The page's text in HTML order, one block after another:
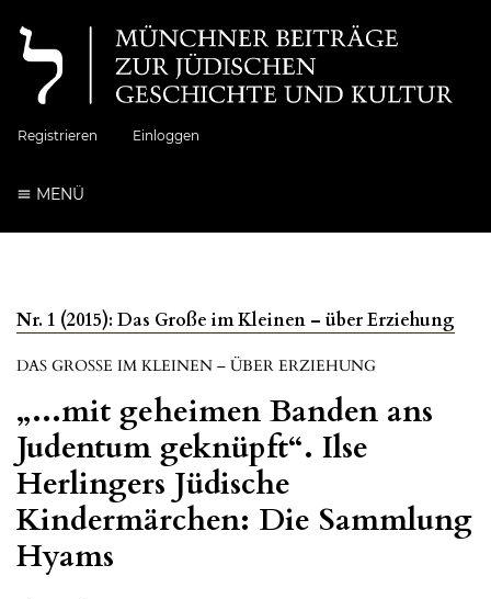
Registrieren Einloggen
MENÜ
Nr. 1 (2015): Das Große im Kleinen – über Erziehung
DAS GROSSE IM KLEINEN – ÜBER ERZIEHUNG
„...mit geheimen Banden ans
Judentum geknüpft“. Ilse
Herlingers Jüdische
Kindermärchen: Die Sammlung
Hyams